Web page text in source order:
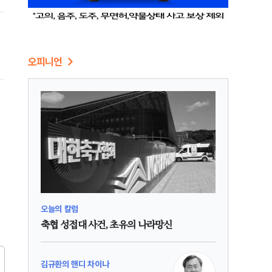
오피니언
오늘의 칼럼
축협 성접대 사건, 초유의 나라망신
김규환의 핸디 차이나